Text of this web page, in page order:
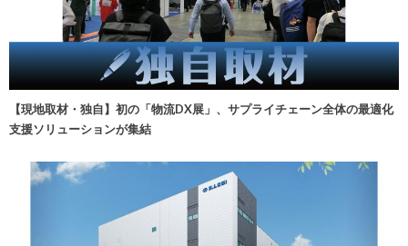
【現地取材・独自】初の「物流DX展」、サプライチェーン全体の最適化
支援ソリューションが集結